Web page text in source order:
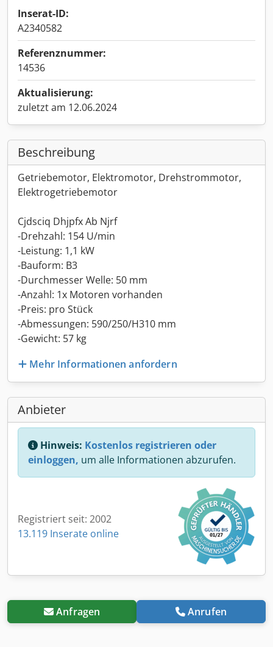
Inserat-ID:
A2340582
Referenznummer:
14536
Aktualisierung:
zuletzt am 12.06.2024
Beschreibung
Getriebemotor, Elektromotor, Drehstrommotor,
Elektrogetriebemotor
Cjdsciq Dhjpfx Ab Njrf
-Drehzahl: 154 U/min
-Leistung: 1,1 kW
-Bauform: B3
-Durchmesser Welle: 50 mm
-Anzahl: 1x Motoren vorhanden
-Preis: pro Stück
-Abmessungen: 590/250/H310 mm
-Gewicht: 57 kg
Mehr Informationen anfordern
Anbieter
Hinweis: Kostenlos registrieren oder
einloggen, um alle Informationen abzurufen.
Registriert seit: 2002
13.119 Inserate online
Anfragen Anrufen